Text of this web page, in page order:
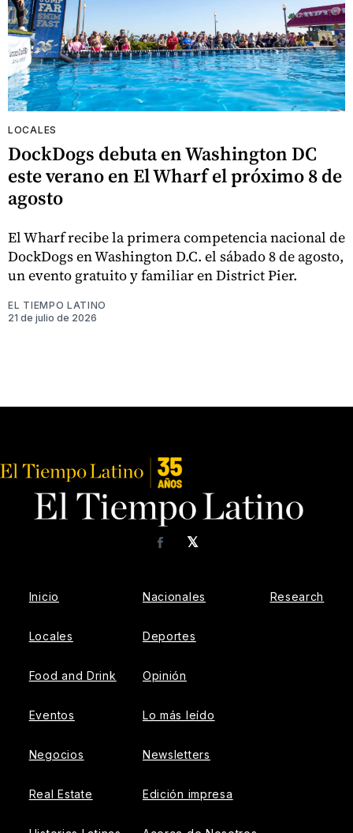
LOCALES
DockDogs debuta en Washington DC
este verano en El Wharf el próximo 8 de
agosto
El Wharf recibe la primera competencia nacional de
DockDogs en Washington D.C. el sábado 8 de agosto,
un evento gratuito y familiar en District Pier.
EL TIEMPO LATINO
21 de julio de 2026
𝕏
Facebook
Inicio
Locales
Food and Drink
Eventos
Negocios
Real Estate
Nacionales
Deportes
Opinión
Lo más leído
Newsletters
Edición impresa
Research